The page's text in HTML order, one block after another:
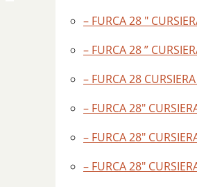
– FURCA 28 "
– FURCA 28 ”
– FURCA 28
– FURCA 28″
– FURCA 28″
– FURCA 28″